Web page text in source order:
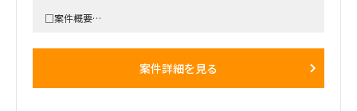
□案件概要
案件詳細を見る